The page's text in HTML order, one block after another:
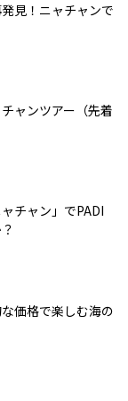
見！ニャチャンで
ャンツアー（先着
チャン」でPADI
価格で楽しむ海の